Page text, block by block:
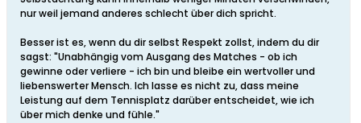
nur weil jemand anderes schlecht über dich spricht.
Besser ist es, wenn du dir selbst Respekt zollst, indem du dir
sagst: "Unabhängig vom Ausgang des Matches - ob ich
gewinne oder verliere - ich bin und bleibe ein wertvoller und
liebenswerter Mensch. Ich lasse es nicht zu, dass meine
Leistung auf dem Tennisplatz darüber entscheidet, wie ich
über mich denke und fühle."